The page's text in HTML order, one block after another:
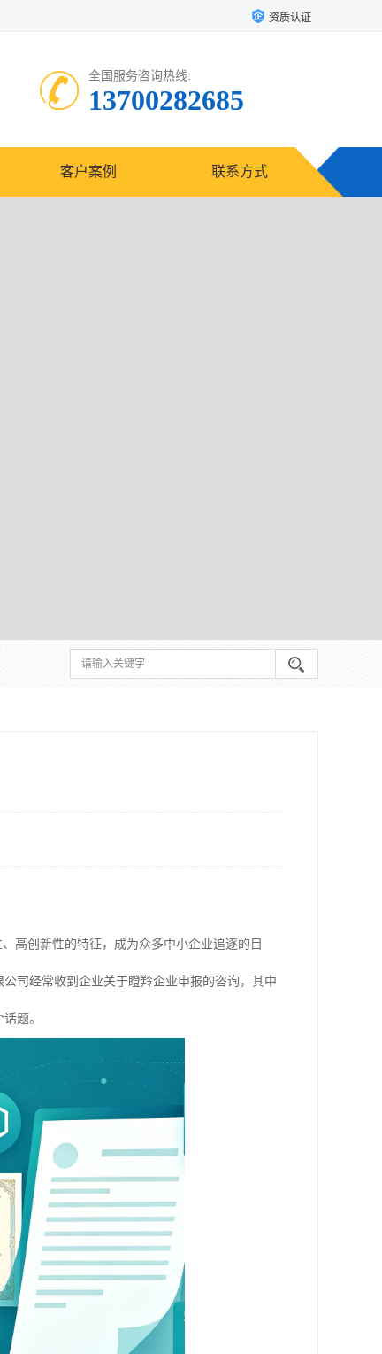
资质认证
全国服务咨询热线:
13700282685
客户案例 联系方式
高创新性的特征，成为众多中小企业追逐的目
司经常收到企业关于瞪羚企业申报的咨询，其中
题。